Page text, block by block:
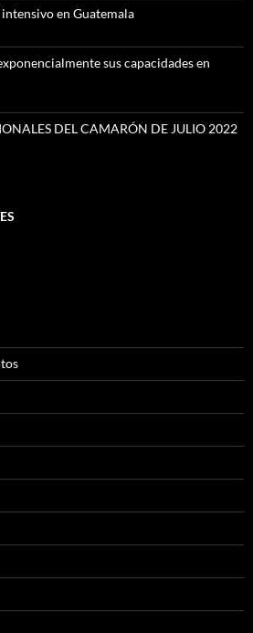
en Guatemala
sus capacidades en
DEL CAMARÓN DE JULIO 2022